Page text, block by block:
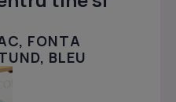
FONTA
BLEU